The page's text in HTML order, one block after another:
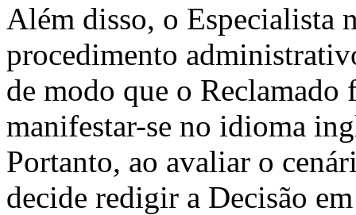
Além disso, o Especialista
procedimento
de modo que o
manifestar-se no idioma
Portanto, ao avaliar o
decide redigir a Decisão